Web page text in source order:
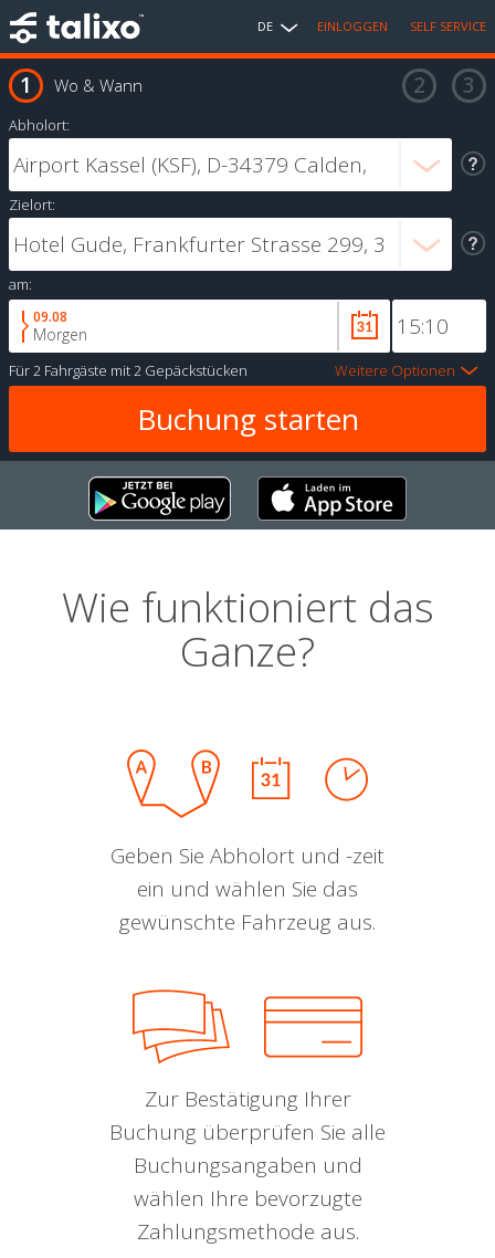
DE EINLOGGEN SELF SERVICE
Wo & Wann
Abholort:
Zielort:
am:
09.08
Morgen
Für2 Fahrgäste mit2 Gepäckstücken Weitere Optionen
Wie funktioniert das
Ganze?
Geben Sie Abholort und -zeit
ein und wählen Sie das
gewünschte Fahrzeug aus.
Zur Bestätigung Ihrer
Buchung überprüfen Sie alle
Buchungsangaben und
wählen Ihre bevorzugte
Zahlungsmethode aus.